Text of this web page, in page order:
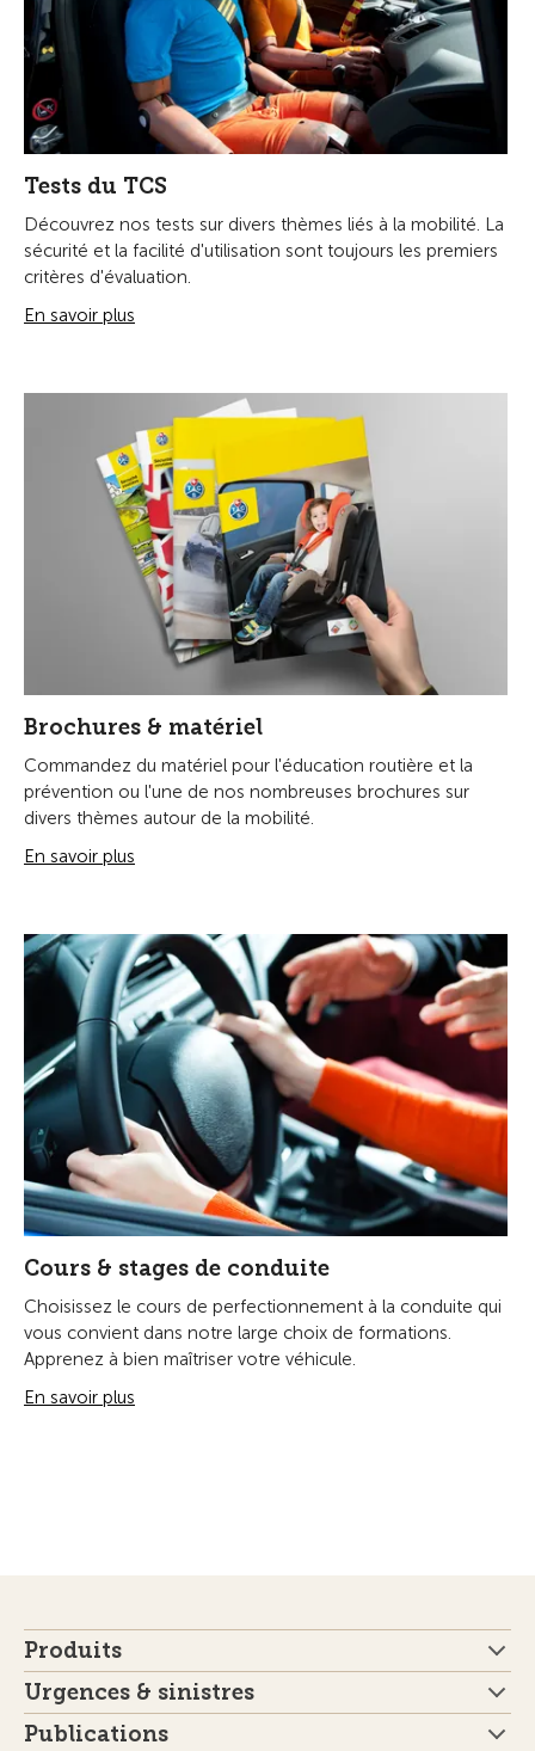
Tests du TCS
Découvrez nos tests sur divers thèmes liés à la mobilité. La
sécurité et la facilité d'utilisation sont toujours les premiers
critères d'évaluation.
En savoir plus
Brochures & matériel
Commandez du matériel pour l'éducation routière et la
prévention ou l'une de nos nombreuses brochures sur
divers thèmes autour de la mobilité.
En savoir plus
Cours & stages de conduite
Choisissez le cours de perfectionnement à la conduite qui
vous convient dans notre large choix de formations.
Apprenez à bien maîtriser votre véhicule.
En savoir plus
Produits
Urgences & sinistres
Publications